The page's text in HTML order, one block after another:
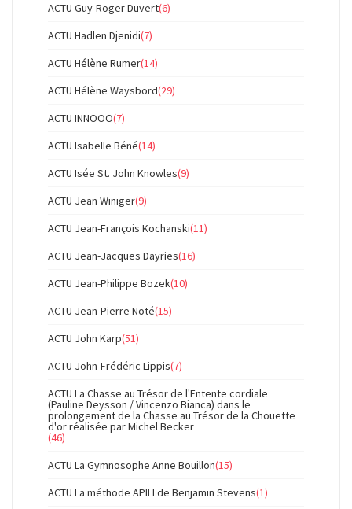
ACTU Guy-Roger Duvert(6)
ACTU Hadlen Djenidi(7)
ACTU Hélène Rumer(14)
ACTU Hélène Waysbord(29)
ACTU INNOOO(7)
ACTU Isabelle Béné(14)
ACTU Isée St. John Knowles(9)
ACTU Jean Winiger(9)
ACTU Jean-François Kochanski(11)
ACTU Jean-Jacques Dayries(16)
ACTU Jean-Philippe Bozek(10)
ACTU Jean-Pierre Noté(15)
ACTU John Karp(51)
ACTU John-Frédéric Lippis(7)
ACTU La Chasse au Trésor de l'Entente cordiale
(Pauline Deysson / Vincenzo Bianca) dans le
prolongement de la Chasse au Trésor de la Chouette
d'or réalisée par Michel Becker
(46)
ACTU La Gymnosophe Anne Bouillon(15)
ACTU La méthode APILI de Benjamin Stevens(1)